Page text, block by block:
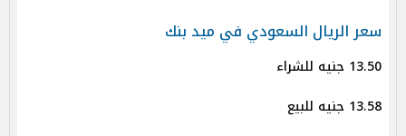
سعر الريال السعودي في ميد بنك
13.50 جنيه للشراء
13.58 جنيه للبيع